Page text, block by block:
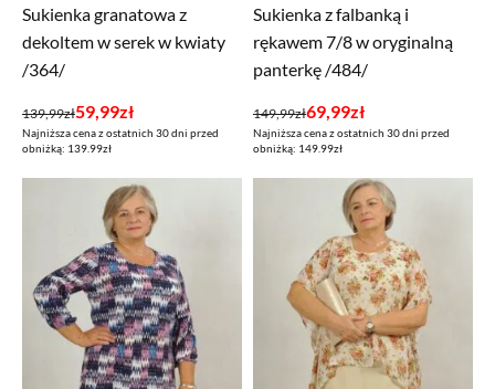
Sukienka granatowa z
dekoltem w serek w kwiaty
/364/
139,99zł
Pierwotna
cena
59,99zł
Aktualna
cena
Najniższa cena z ostatnich 30 dni przed
obniżką: 139.99zł
Sukienka z falbanką i
rękawem 7/8 w oryginalną
panterkę /484/
149,99zł
Pierwotna
cena
69,99zł
Aktualna
cena
Najniższa cena z ostatnich 30 dni przed
obniżką: 149.99zł